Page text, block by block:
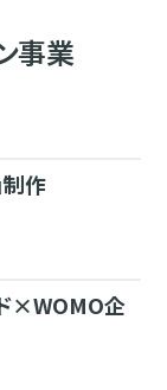
事業
制作
×WOMO企